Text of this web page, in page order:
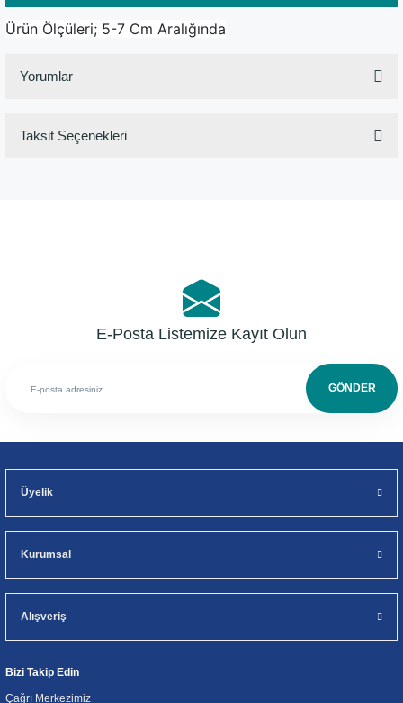
Ürün Ölçüleri; 5-7 Cm Aralığında
Yorumlar
Taksit Seçenekleri
E-Posta Listemize Kayıt Olun
GÖNDER
Üyelik
Kurumsal
Alışveriş
Bizi Takip Edin
Çağrı Merkezimiz